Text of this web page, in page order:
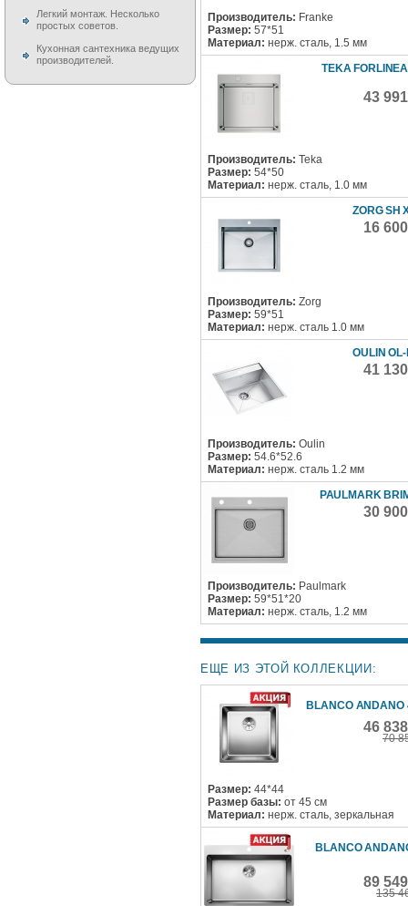
Производитель: Franke
Размер: 57*51
Материал: нерж. сталь, 1.5 мм
TEKA
43
Производитель: Teka
Размер: 54*50
Материал: нерж. сталь, 1.0 мм
ZORG SH
16
Производитель: Zorg
Размер: 59*51
Материал: нерж. сталь 1.0 мм
OULIN
41
Производитель: Oulin
Размер: 54.6*52.6
Материал: нерж. сталь 1.2 мм
PAULMARK
30
Производитель: Paulmark
Размер: 59*51*20
Материал: нерж. сталь, 1.2 мм
ЕЩЕ ИЗ ЭТОЙ КОЛЛЕКЦИИ:
BLANCO ANDANO
46
70
Размер: 44*44
Размер базы: от 45 см
Материал: нерж. сталь, зеркальная
BLANCO
89
135
Легкий монтаж. Несколько
простых советов.
Кухонная сантехника ведущих
производителей.